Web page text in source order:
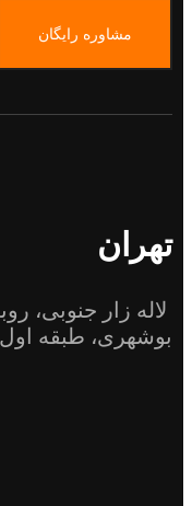
مشاوره رایگان
تهران
لاله زار جنوبی،
بوشهری، طبقه اول